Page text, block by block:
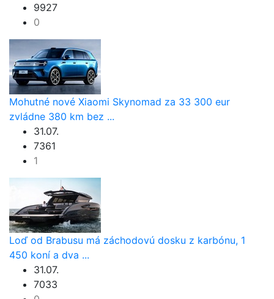
9927
0
Mohutné nové Xiaomi Skynomad za 33 300 eur
zvládne 380 km bez ...
31.07.
7361
1
Loď od Brabusu má záchodovú dosku z karbónu, 1
450 koní a dva ...
31.07.
7033